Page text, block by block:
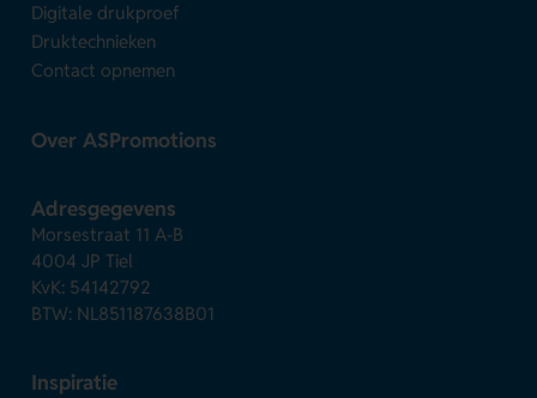
Digitale drukproef
Druktechnieken
Contact opnemen
Over ASPromotions
Adresgegevens
Morsestraat 11 A-B
4004 JP Tiel
KvK: 54142792
BTW: NL851187638B01
Inspiratie